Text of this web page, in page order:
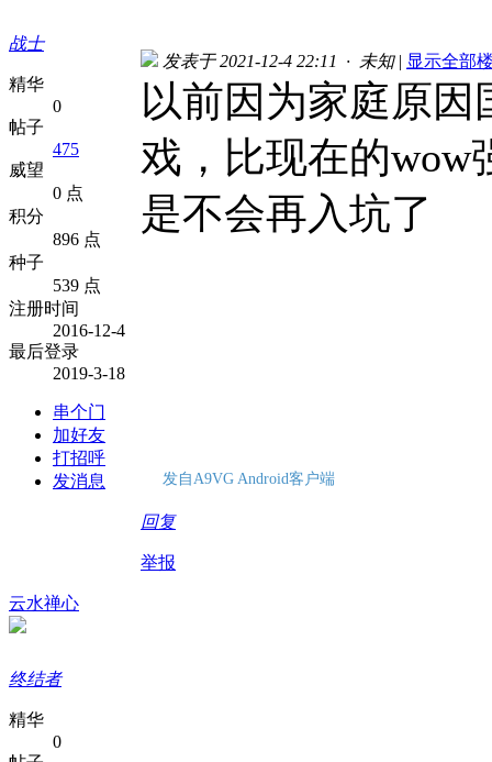
战士
精华
0
帖子
475
威望
0 点
积分
896 点
种子
539 点
注册时间
2016-12-4
最后登录
2019-3-18
串个门
加好友
打招呼
发消息
发表于 2021-12-4 22:11 · 未知 | 显示全部
以前因为家庭原
戏，比现在的wow
是不会再入坑了
发自A9VG Android客户端
回复
举报
云水禅心
终结者
精华
0